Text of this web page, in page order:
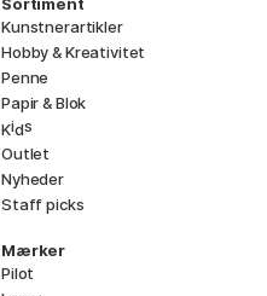
Kunstnerartikler
Hobby & Kreativitet
Penne
Papir & Blok
Kids
Outlet
Nyheder
Staff picks
Mærker
Pilot